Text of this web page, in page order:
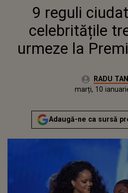
CELEBRITĂȚILE
LA PREMIILE
9 reguli
celebritățile
urmeze la
Autor:RADU
marți, 11 ianuarie 2022Actualizat:
marți, 10
Adaugă-ne ca sursă